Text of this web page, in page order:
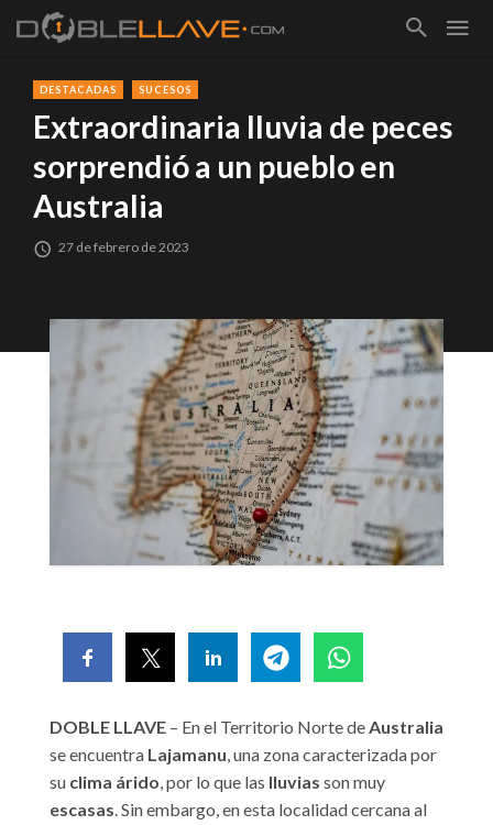
DESTACADAS SUCESOS
Extraordinaria lluvia de peces
sorprendió a un pueblo en
Australia
27 de febrero de 2023
DOBLE LLAVE – En el Territorio Norte deAustralia
se encuentra Lajamanu, una zona caracterizada por
su clima árido, por lo que las lluvias son muy
escasas. Sin embargo, en esta localidad cercana al